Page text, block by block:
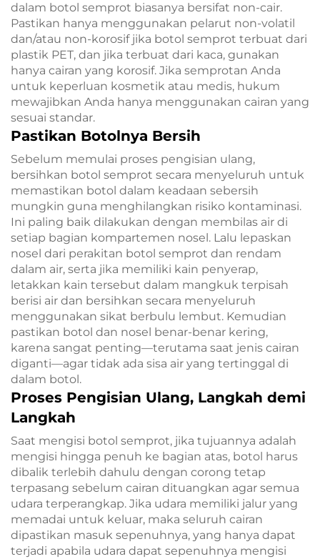
dalam botol semprot biasanya bersifat non-cair.
Pastikan hanya menggunakan pelarut non-volatil
dan/atau non-korosif jika botol semprot terbuat dari
plastik PET, dan jika terbuat dari kaca, gunakan
hanya cairan yang korosif. Jika semprotan Anda
untuk keperluan kosmetik atau medis, hukum
mewajibkan Anda hanya menggunakan cairan yang
sesuai standar.
Pastikan Botolnya Bersih
Sebelum memulai proses pengisian ulang,
bersihkan botol semprot secara menyeluruh untuk
memastikan botol dalam keadaan sebersih
mungkin guna menghilangkan risiko kontaminasi.
Ini paling baik dilakukan dengan membilas air di
setiap bagian kompartemen nosel. Lalu lepaskan
nosel dari perakitan botol semprot dan rendam
dalam air, serta jika memiliki kain penyerap,
letakkan kain tersebut dalam mangkuk terpisah
berisi air dan bersihkan secara menyeluruh
menggunakan sikat berbulu lembut. Kemudian
pastikan botol dan nosel benar-benar kering,
karena sangat penting—terutama saat jenis cairan
diganti—agar tidak ada sisa air yang tertinggal di
dalam botol.
Proses Pengisian Ulang, Langkah demi
Langkah
Saat mengisi botol semprot, jika tujuannya adalah
mengisi hingga penuh ke bagian atas, botol harus
dibalik terlebih dahulu dengan corong tetap
terpasang sebelum cairan dituangkan agar semua
udara terperangkap. Jika udara memiliki jalur yang
memadai untuk keluar, maka seluruh cairan
dipastikan masuk sepenuhnya, yang hanya dapat
terjadi apabila udara dapat sepenuhnya mengisi